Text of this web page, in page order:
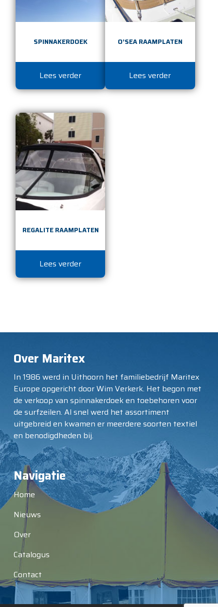
SPINNAKERDOEK
Lees verder
O’SEA RAAMPLATEN
Lees verder
REGALITE RAAMPLATEN
Lees verder
Over Maritex
In 1986 werd in Uithoorn het familiebedrijf Maritex
Europe opgericht door Wim Verkerk. Het begon met
de verkoop van spinnakerdoek en toebehoren voor
de surfzeilen. Al snel werd het assortiment
uitgebreid en kwamen er meerdere soorten textiel
en benodigdheden bij.
Navigatie
Home
Nieuws
Over
Catalogus
Contact